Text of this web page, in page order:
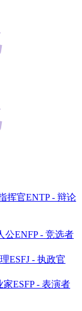
挥官ENTP - 辩论
公ENFP - 竞选者
ESFJ - 执政官
家ESFP - 表演者